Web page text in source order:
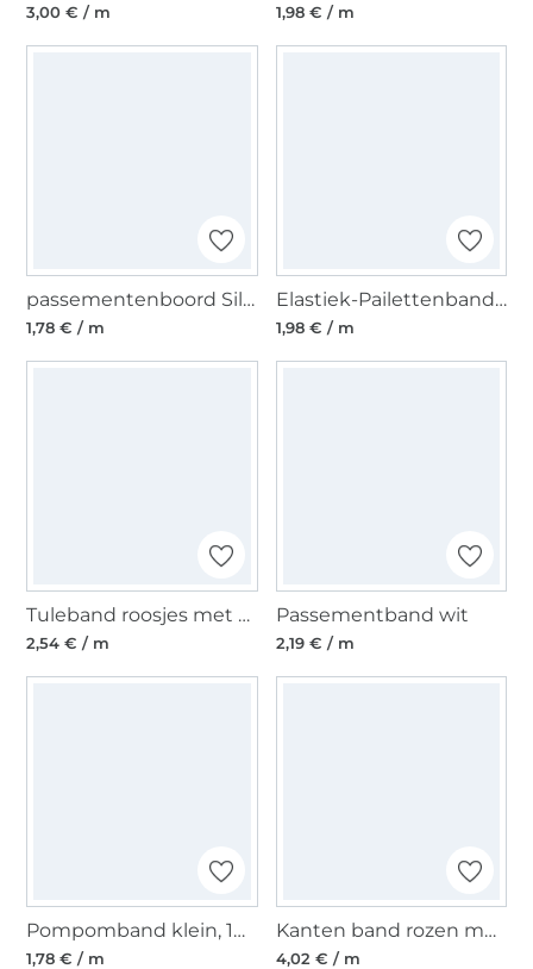
3,00 € / m 1,98 € / m
passementenboord Silver 1,2 cm
1,78 € / m
Elastiek-Pailettenband 30 mm paars
1,98 € / m
Tuleband roosjes met parels, 25 mm, dusty mauve
2,54 € / m
Passementband wit
2,19 € / m
Pompomband klein, 10 mm, grijs
1,78 € / m
Kanten band rozen met parels, licht roze 30 mm
4,02 € / m